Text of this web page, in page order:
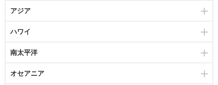
アジア
ハワイ
南太平洋
オセアニア